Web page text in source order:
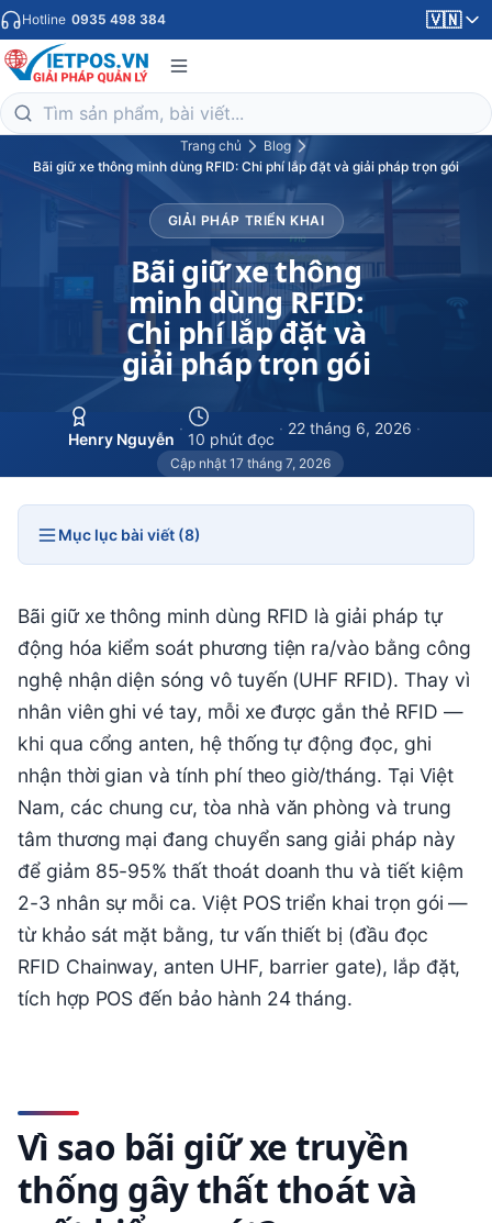
Hotline 0935 498 384 🇻🇳
Trang chủ
Blog
Bãi giữ xe thông minh dùng RFID: Chi phí lắp đặt và giải pháp trọn gói
GIẢI PHÁP TRIỂN KHAI
Bãi giữ xe thông
minh dùng RFID:
Chi phí lắp đặt và
giải pháp trọn gói
Henry Nguyễn
·
10 phút đọc
· 22 tháng 6, 2026 ·
Cập nhật 17 tháng 7, 2026
Mục lục bài viết (8)
Bãi giữ xe thông minh dùng RFID là giải pháp tự
động hóa kiểm soát phương tiện ra/vào bằng công
nghệ nhận diện sóng vô tuyến (UHF RFID). Thay vì
nhân viên ghi vé tay, mỗi xe được gắn thẻ RFID —
khi qua cổng anten, hệ thống tự động đọc, ghi
nhận thời gian và tính phí theo giờ/tháng. Tại Việt
Nam, các chung cư, tòa nhà văn phòng và trung
tâm thương mại đang chuyển sang giải pháp này
để giảm 85-95% thất thoát doanh thu và tiết kiệm
2-3 nhân sự mỗi ca. Việt POS triển khai trọn gói —
từ khảo sát mặt bằng, tư vấn thiết bị (đầu đọc
RFID Chainway, anten UHF, barrier gate), lắp đặt,
tích hợp POS đến bảo hành 24 tháng.
Vì sao bãi giữ xe truyền
thống gây thất thoát và